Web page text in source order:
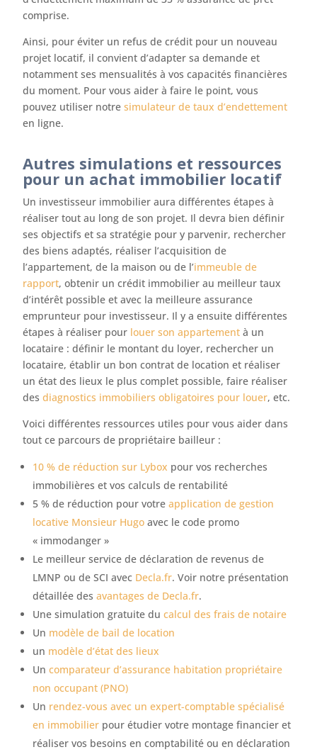
comprise.
Ainsi, pour éviter un refus de crédit pour un nouveau
projet locatif, il convient d’adapter sa demande et
notamment ses mensualités à vos capacités financières
du moment. Pour vous aider à faire le point, vous
pouvez utiliser notresimulateur de taux d’endettement
en ligne.
Autres simulations et ressources
pour un achat immobilier locatif
Un investisseur immobilier aura différentes étapes à
réaliser tout au long de son projet. Il devra bien définir
ses objectifs et sa stratégie pour y parvenir, rechercher
des biens adaptés, réaliser l’acquisition de
l’appartement, de la maison ou de l’immeuble de
rapport, obtenir un crédit immobilier au meilleur taux
d’intérêt possible et avec la meilleure assurance
emprunteur pour investisseur. Il y a ensuite différentes
étapes à réaliser pour louer son appartement à un
locataire : définir le montant du loyer, rechercher un
locataire, établir un bon contrat de location et réaliser
un état des lieux le plus complet possible, faire réaliser
desdiagnostics immobiliers obligatoires pour louer, etc.
Voici différentes ressources utiles pour vous aider dans
tout ce parcours de propriétaire bailleur :
10 % de réduction sur Lybox pour vos recherches
immobilières et vos calculs de rentabilité
5 % de réduction pour votreapplication de gestion
locative Monsieur Hugo avec le code promo
« immodanger »
Le meilleur service de déclaration de revenus de
LMNP ou de SCI avec Decla.fr. Voir notre présentation
détaillée desavantages de Decla.fr.
Une simulation gratuite ducalcul des frais de notaire
Un modèle de bail de location
un modèle d’état des lieux
Uncomparateur d’assurance habitation propriétaire
non occupant (PNO)
Un rendez-vous avec un expert-comptable spécialisé
en immobilier pour étudier votre montage financier et
réaliser vos besoins en comptabilité ou en déclaration